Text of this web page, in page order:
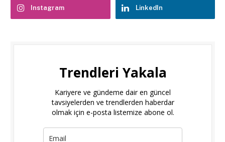
Instagram LinkedIn
Trendleri Yakala
Kariyere ve gündeme dair en güncel
tavsiyelerden ve trendlerden haberdar
olmak için e-posta listemize abone ol.